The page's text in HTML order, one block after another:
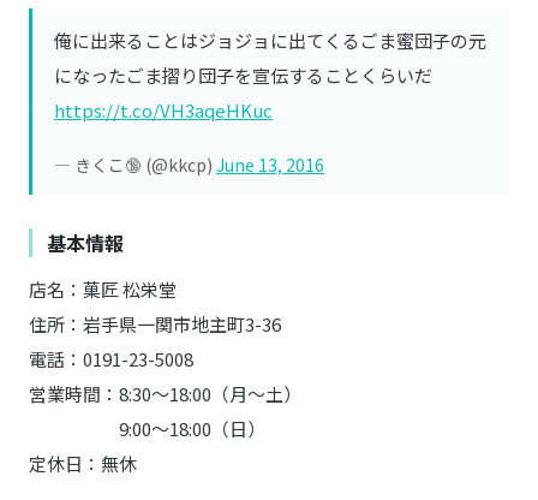
俺に出来ることはジョジョに出てくるごま蜜団子の元
になったごま摺り団子を宣伝することくらいだ
https://t.co/VH3aqeHKuc
— きくこ🔞 (@kkcp) June 13, 2016
基本情報
店名：菓匠 松栄堂
住所：岩手県一関市地主町3-36
電話：0191-23-5008
営業時間：8:30〜18:00（月〜土）
9:00〜18:00（日）
定休日：無休